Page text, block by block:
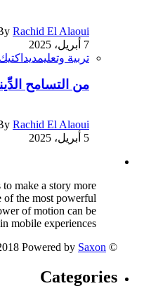
Rachid El Alaoui
7 أبريل، 2025
تربية وتعليم
من التسامح
Rachid El Alaoui
5 أبريل، 2025
make a story more
of the most powerful
of motion can be
mobile experiences.
© Copyright 2018 Powered by
Saxon
Categories